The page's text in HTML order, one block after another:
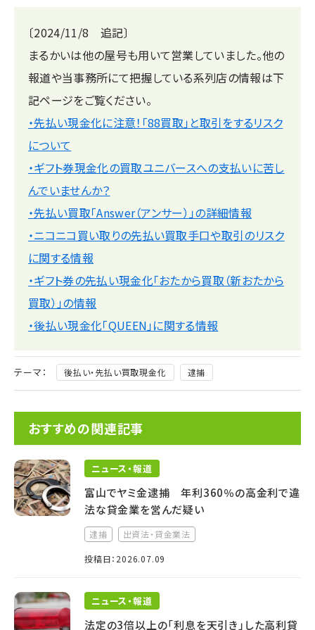
〔2024/11/8 追記〕
まるかいは他の屋号も用いて営業していました。他の
報道や当事務所にて把握している系列店の情報は下
記ページをご覧ください。
・先払い現金化に注意！「88買取」と取引をするリスク
について
・ギフト券現金化の買取ユニバースへの支払いに苦し
んでいませんか？
・先払い買取「Answer（アンサー）」の詳細情報
・ニコニコ買い取りの先払い買取手口や取引のリスク
に関する情報
・ギフト券の先払い現金化「おたから買取（新おたから
買取）」の情報
・後払い現金化「QUEEN」に関する情報
テーマ： 後払い・先払い買取現金化 逮捕
おすすめの関連記事
ニュース・報道
富山でヤミ金逮捕 年利360％の高金利で違
法な貸金業を営んだ疑い
逮捕 出資法・貸金業法
投稿日：2026.07.09
ニュース・報道
法定の3倍以上の「利息を天引き」した高利貸